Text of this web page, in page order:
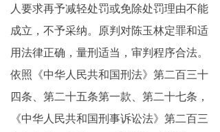
人要求再予减轻处罚或免除处罚理由不能
成立，不予采纳。原判对陈玉林定罪和适
用法律正确，量刑适当，审判程序合法。
依照《中华人民共和国刑法》第二百三十
四条、第二十五条第一款、第二十七条，
《中华人民共和国刑事诉讼法》第二百三